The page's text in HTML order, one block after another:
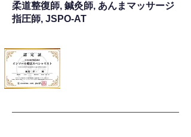
柔道整復師, 鍼灸師, あんまマッサージ
指圧師, JSPO-AT